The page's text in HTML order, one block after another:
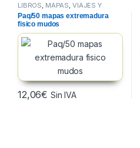
LIBROS MAPAS VIAJES Y
MAPAS
Paq/50 mapas extremadura
fisico mudos
12,06€ Sin IVA